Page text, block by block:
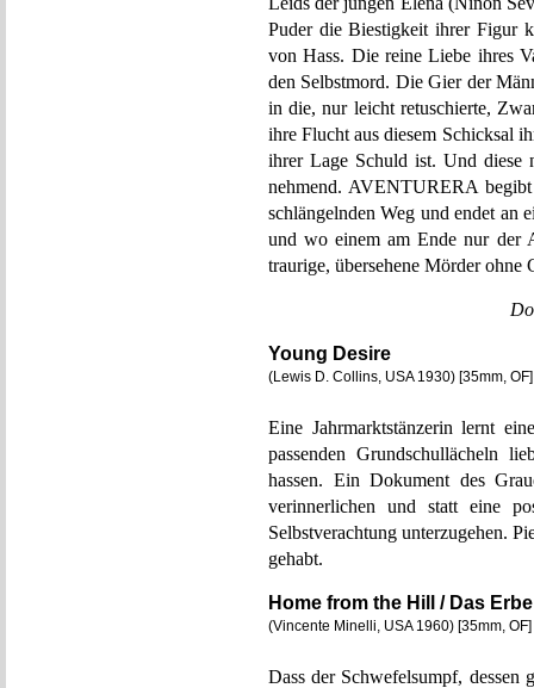
Puder die Biestigkeit ihrer Figur
von Hass. Die reine Liebe ihres
den Selbstmord. Die Gier der
in die, nur leicht retuschierte,
ihre Flucht aus diesem Schicksal
ihrer Lage Schuld ist. Und
nehmend. AVENTURERA
schlängelnden Weg und endet an
und wo einem am Ende nur der
traurige, übersehene Mörder ohne
Young Desire
(Lewis D. Collins, USA 1930) [35mm, OF]
Eine Jahrmarktstänzerin lernt
passenden Grundschullächeln
hassen. Ein Dokument des
verinnerlichen und statt eine
Selbstverachtung unterzugehen.
gehabt.
Home from the Hill / Das
(Vincente Minelli, USA 1960) [35mm, OF]
Dass der Schwefelsumpf,